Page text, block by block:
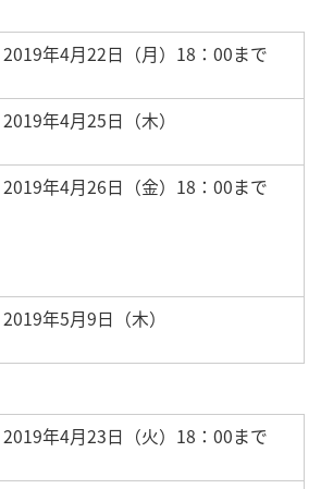
2019年4月22日（月）18：00まで
2019年4月25日（木）
2019年4月26日（金）18：00まで
2019年5月9日（木）
2019年4月23日（火）18：00まで